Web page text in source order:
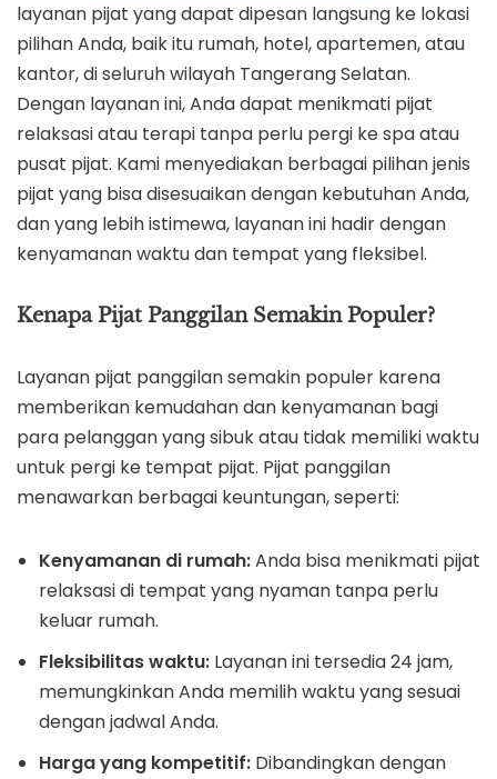
layanan pijat yang dapat dipesan langsung ke lokasi
pilihan Anda, baik itu rumah, hotel, apartemen, atau
kantor, di seluruh wilayah Tangerang Selatan.
Dengan layanan ini, Anda dapat menikmati pijat
relaksasi atau terapi tanpa perlu pergi ke spa atau
pusat pijat. Kami menyediakan berbagai pilihan jenis
pijat yang bisa disesuaikan dengan kebutuhan Anda,
dan yang lebih istimewa, layanan ini hadir dengan
kenyamanan waktu dan tempat yang fleksibel.
Kenapa Pijat Panggilan Semakin Populer?
Layanan pijat panggilan semakin populer karena
memberikan kemudahan dan kenyamanan bagi
para pelanggan yang sibuk atau tidak memiliki waktu
untuk pergi ke tempat pijat. Pijat panggilan
menawarkan berbagai keuntungan, seperti:
Kenyamanan di rumah:Anda bisa menikmati pijat
relaksasi di tempat yang nyaman tanpa perlu
keluar rumah.
Fleksibilitas waktu: Layanan ini tersedia 24 jam,
memungkinkan Anda memilih waktu yang sesuai
dengan jadwal Anda.
Harga yang kompetitif: Dibandingkan dengan